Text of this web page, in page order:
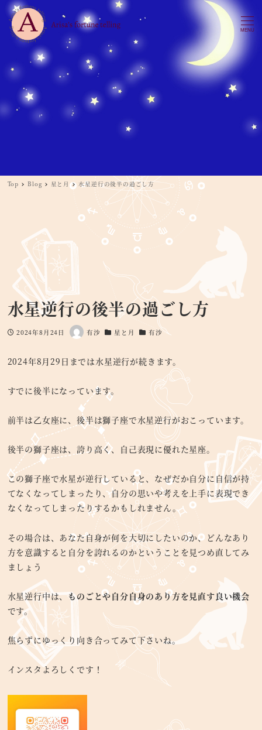
MENU
Top Blog 星と月 水星逆行の後半の過ごし方
水星逆行の後半の過ごし方
投稿日
2024年8月24日
著
有沙
カテゴリー
星と月
カテゴリー
有沙
2024年8月29日までは水星逆行が続きます。
すでに後半になっています。
前半は乙女座に、後半は獅子座で水星逆行がおこっています。
後半の獅子座は、誇り高く、自己表現に優れた星座。
この獅子座で水星が逆行していると、なぜだか自分に自信が持
てなくなってしまったり、自分の思いや考えを上手に表現でき
なくなってしまったりするかもしれません。
その場合は、あなた自身が何を大切にしたいのか、どんなあり
方を意識すると自分を誇れるのかということを見つめ直してみ
ましょう
水星逆行中は、ものごとや自分自身のあり方を見直す良い機会
です。
焦らずにゆっくり向き合ってみて下さいね。
インスタよろしくです！